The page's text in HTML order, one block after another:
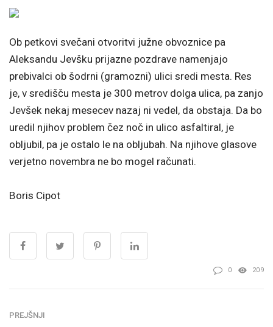
Ob petkovi svečani otvoritvi južne obvoznice pa
Aleksandu Jevšku prijazne pozdrave namenjajo
prebivalci ob šodrni (gramozni) ulici sredi mesta. Res
je, v središču mesta je 300 metrov dolga ulica, pa zanjo
Jevšek nekaj mesecev nazaj ni vedel, da obstaja. Da bo
uredil njihov problem čez noč in ulico asfaltiral, je
obljubil, pa je ostalo le na obljubah. Na njihove glasove
verjetno novembra ne bo mogel računati.
Boris Cipot
0 209
PREJŠNJI